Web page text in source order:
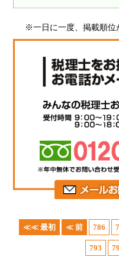
※一日に一度、掲載順位
≪≪ 最初 ≪ 前 786
793